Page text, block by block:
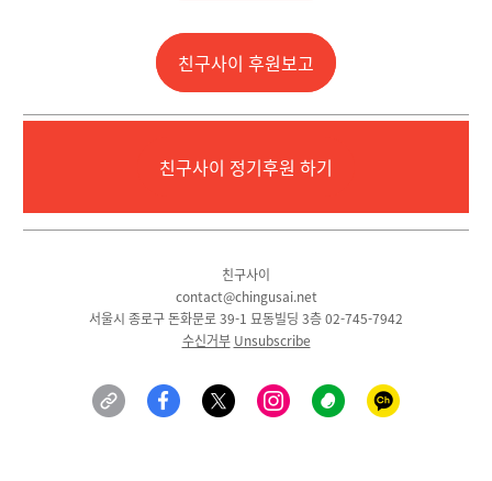
친구사이 후원보고
친구사이 정기후원 하기
친구사이
contact@chingusai.net
서울시 종로구 돈화문로 39-1 묘동빌딩 3층 02-745-7942
수신거부 Unsubscribe